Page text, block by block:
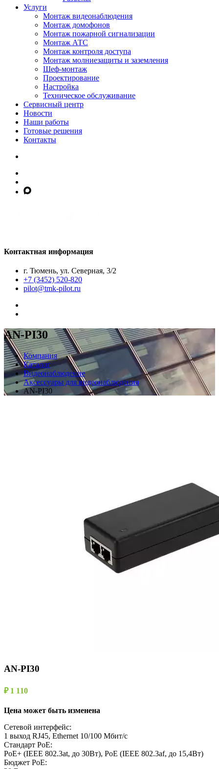
Услуги
Монтаж видеонаблюдения
Монтаж домофонов
Монтаж пожарной сигнализации
Монтаж АТС
Монтаж контроля доступа
Монтаж молниезащиты и заземления
Шеф-монтаж
Проектирование
Настройка
Техническое обслуживание
Сервисный центр
Новости
Наши работы
Готовые решения
Контакты
Контактная информация
г. Тюмень, ул. Северная, 3/2
+7 (3452) 520-820
pilot@tmk-pilot.ru
AN-PI30
Компания
Каталог
Видеонаблюдение
Аксессуары для видеонаблюдения
AN-PI30
AN-PI30
₽ 1 110
Цена может быть изменена
Сетевой интерфейс:
1 выход RJ45, Ethernet 10/100 Мбит/с
Стандарт PoE:
PoE+ (IEEE 802.3at, до 30Вт), PoE (IEEE 802.3af, до 15,4Вт)
Бюджет PoE: